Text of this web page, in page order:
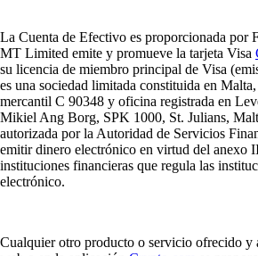
La Cuenta de Efectivo es proporcionada por
MT Limited emite y promueve la tarjeta Visa
su licencia de miembro principal de Visa
es una sociedad limitada constituida en
mercantil C 90348 y oficina registrada en
Mikiel Ang Borg, SPK 1000, St. Julians,
autorizada por la Autoridad de Servicios
emitir dinero electrónico en virtud del anexo
instituciones financieras que regula las
electrónico.
Cualquier otro producto o servicio ofrecido y